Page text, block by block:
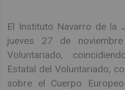
El Instituto Navarro de la
jueves 27 de
Voluntariado,
Estatal del Voluntariado,
sobre el Cuerpo